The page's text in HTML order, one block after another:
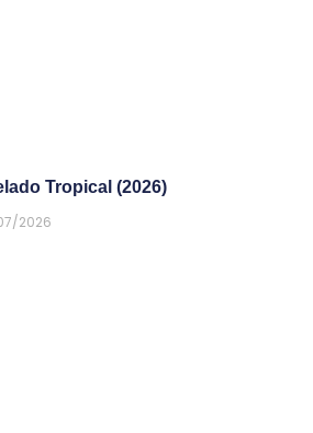
Tropical (2026)
2026